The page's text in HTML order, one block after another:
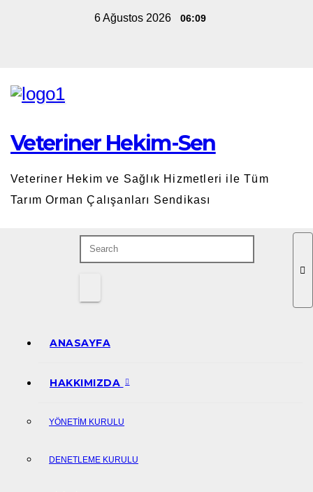
6 Ağustos 2026 06:09
Veteriner Hekim-Sen
Veteriner Hekim ve Sağlık Hizmetleri ile Tüm
Tarım Orman Çalışanları Sendikası
ANASAYFA
HAKKIMIZDA
YÖNETIM KURULU
DENETLEME KURULU